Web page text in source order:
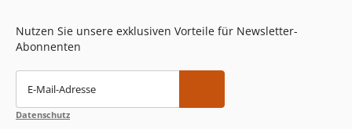
Nutzen Sie unsere exklusiven Vorteile für Newsletter-
Abonnenten
E-Mail-Adresse
Datenschutz